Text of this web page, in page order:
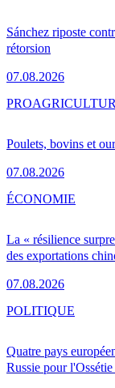
Sánchez riposte
rétorsion
07.08.2026
Poulets, bovins et
07.08.2026
PRO
La « résilience
des exportations
07.08.2026
ÉCONOMIE
Quatre pays
Russie pour
POLITIQUE